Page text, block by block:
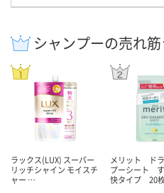
シャンプーの売れ
ラックス(LUX) スーパー
リッチシャイン モイスチ
ャー …
メリット ド
プーシート
快タイプ 20